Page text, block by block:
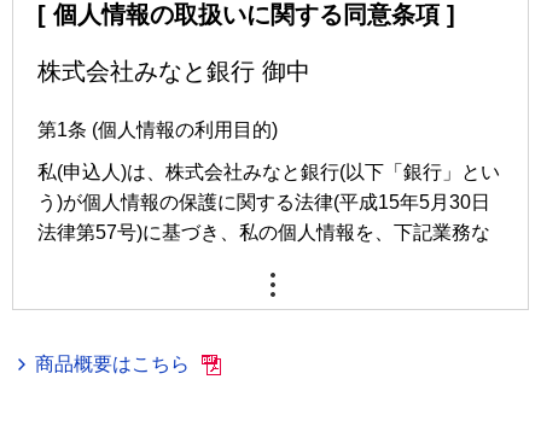
[ 個人情報の取扱いに関する同意条項 ]
株式会社みなと銀行 御中
第1条 (個人情報の利用目的)
私(申込人)は、株式会社みなと銀行(以下「銀行」とい
う)が個人情報の保護に関する法律(平成15年5月30日
法律第57号)に基づき、私の個人情報を、下記業務な
預金業務、為替業務、両替業務、融資業務、外国為
商品概要はこちら